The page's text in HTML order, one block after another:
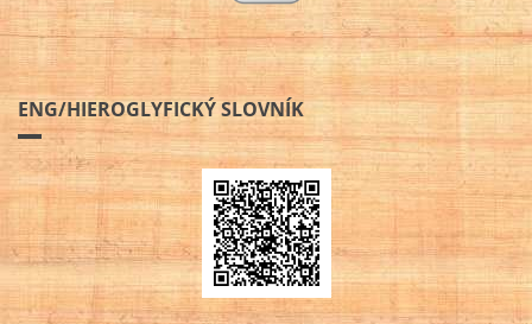
ENG/HIEROGLYFICKÝ SLOVNÍK